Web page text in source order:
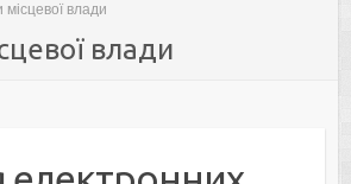
місцевої влади
влади